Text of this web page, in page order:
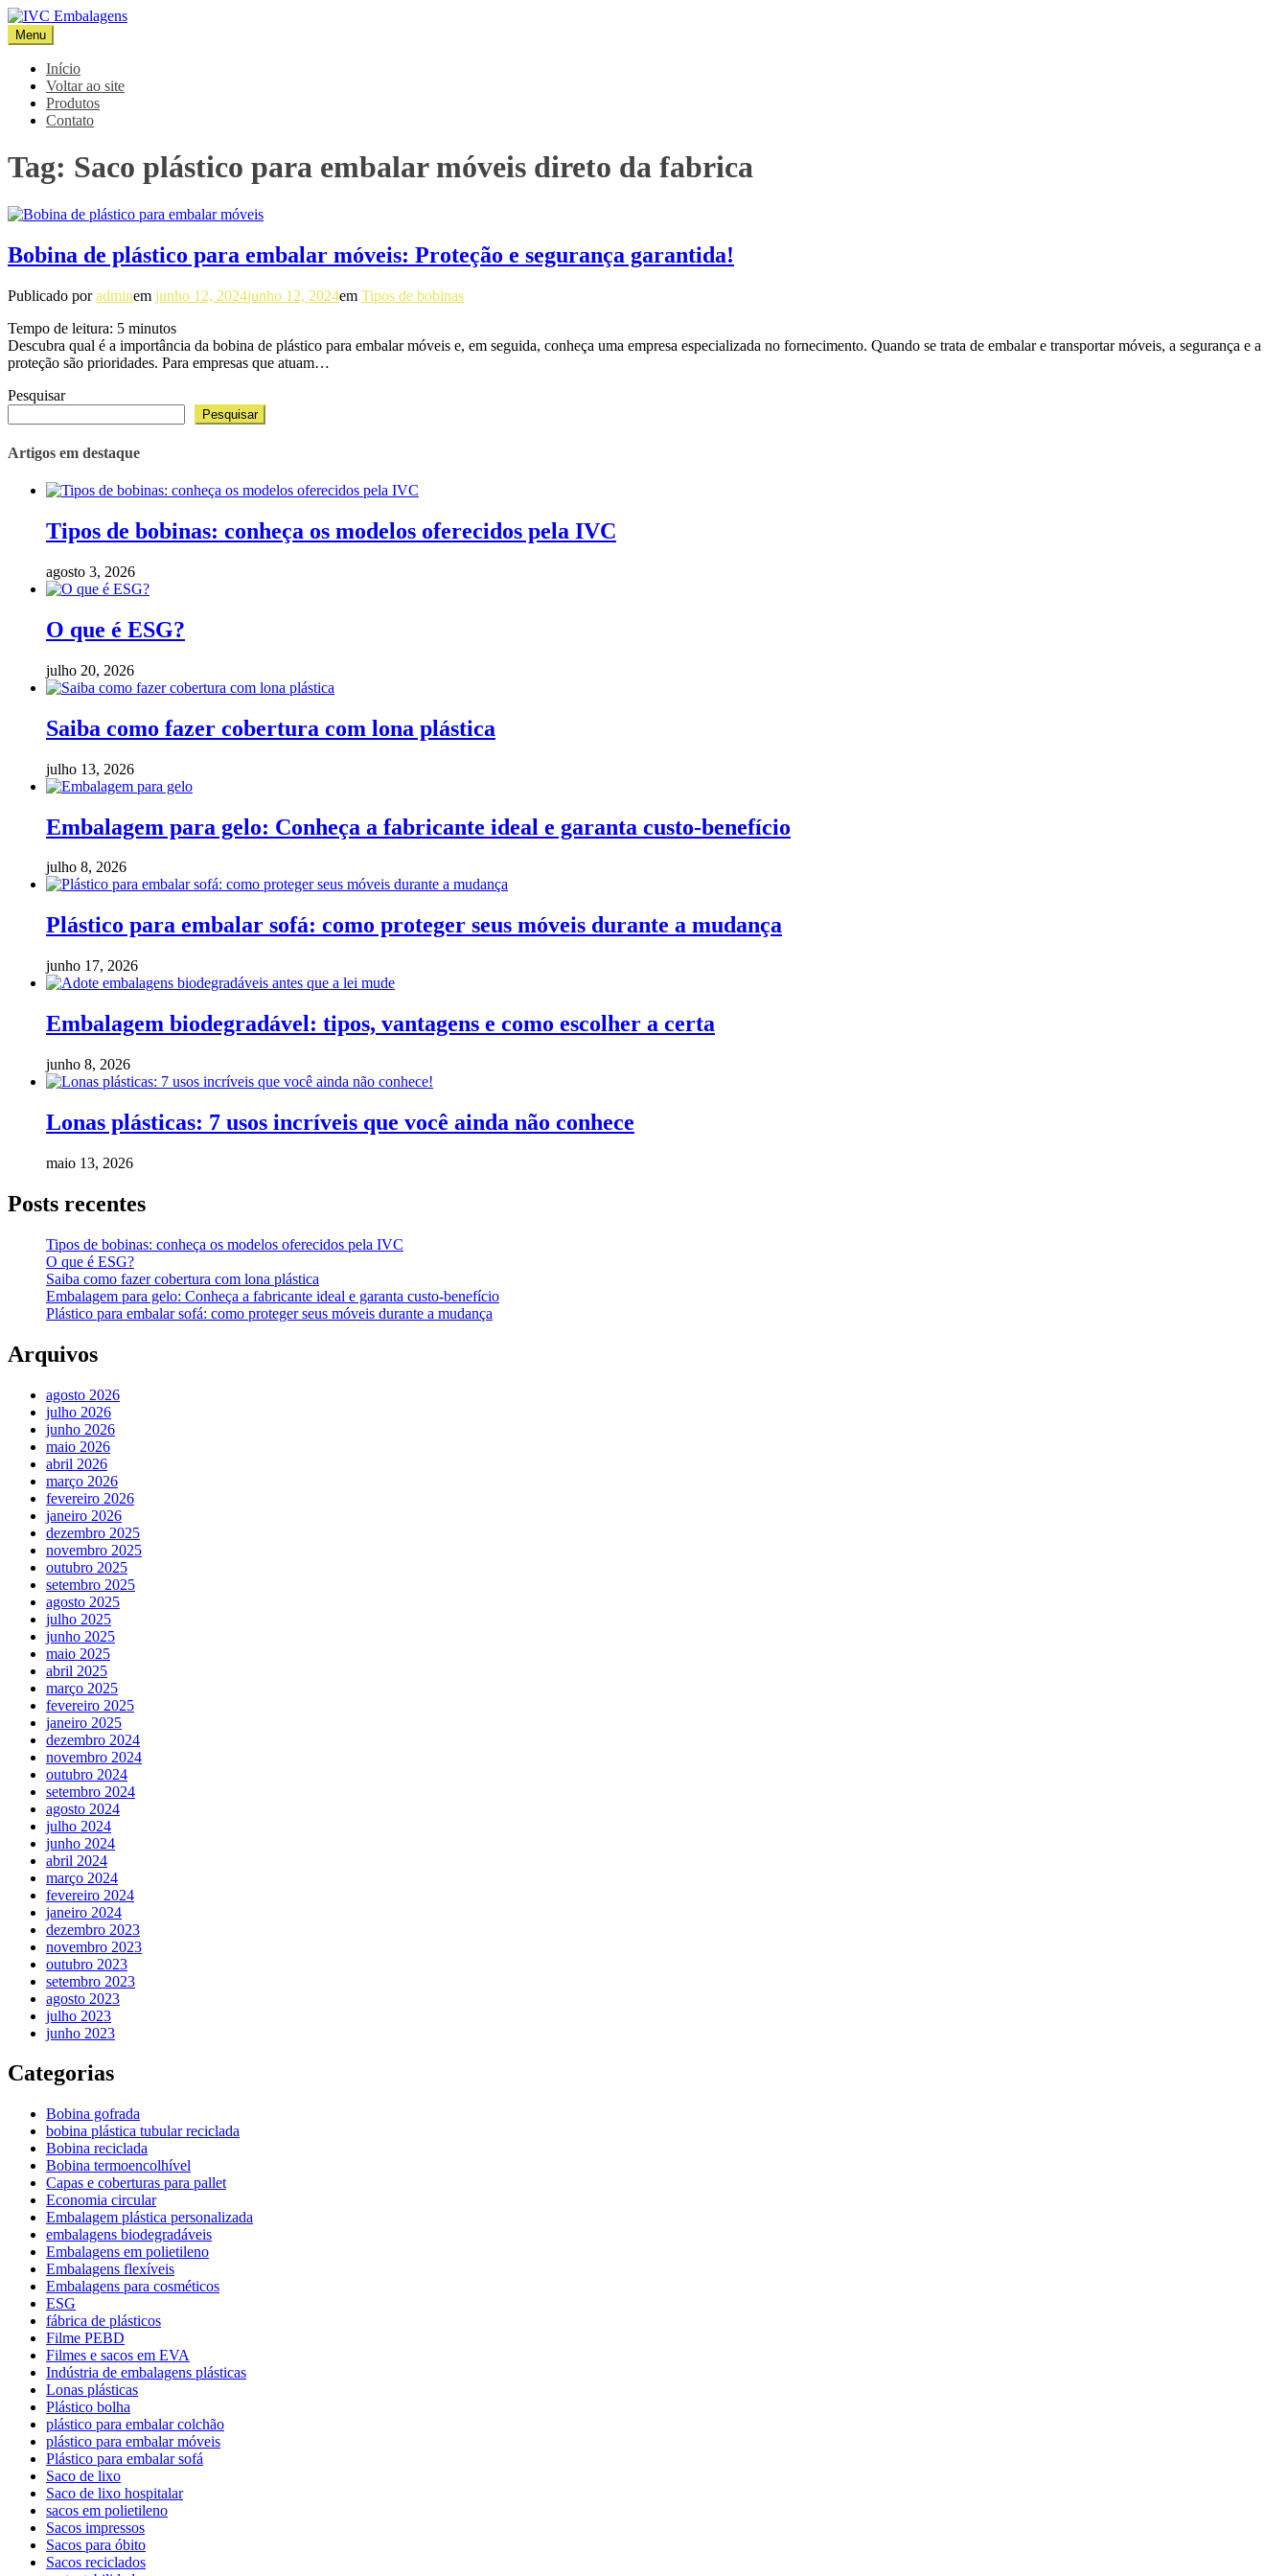
Pular
para
o
conteúdo
IVC Embalagens
Blog IVC
Menu
Início
Voltar ao site
Produtos
Contato
Tag: Saco plástico para embalar móveis direto da fabrica
Bobina de plástico para embalar móveis: Proteção e segurança garantida!
Publicado poradminem junho 12, 2024junho 12, 2024em Tipos de bobinas
Tempo de leitura: 5 minutos
Descubra qual é a importância da bobina de plástico para embalar móveis e, em seguida, conheça uma empresa especializada no fornecimento. Quando se trata de embalar e transportar móveis, a segurança e a
proteção são prioridades. Para empresas que atuam…
Pesquisar
Pesquisar
Artigos em destaque
Tipos de bobinas: conheça os modelos oferecidos pela IVC
agosto 3, 2026
O que é ESG?
julho 20, 2026
Saiba como fazer cobertura com lona plástica
julho 13, 2026
Embalagem para gelo: Conheça a fabricante ideal e garanta custo-benefício
julho 8, 2026
Plástico para embalar sofá: como proteger seus móveis durante a mudança
junho 17, 2026
Embalagem biodegradável: tipos, vantagens e como escolher a certa
junho 8, 2026
Lonas plásticas: 7 usos incríveis que você ainda não conhece
maio 13, 2026
Posts recentes
Tipos de bobinas: conheça os modelos oferecidos pela IVC
O que é ESG?
Saiba como fazer cobertura com lona plástica
Embalagem para gelo: Conheça a fabricante ideal e garanta custo-benefício
Plástico para embalar sofá: como proteger seus móveis durante a mudança
Arquivos
agosto 2026
julho 2026
junho 2026
maio 2026
abril 2026
março 2026
fevereiro 2026
janeiro 2026
dezembro 2025
novembro 2025
outubro 2025
setembro 2025
agosto 2025
julho 2025
junho 2025
maio 2025
abril 2025
março 2025
fevereiro 2025
janeiro 2025
dezembro 2024
novembro 2024
outubro 2024
setembro 2024
agosto 2024
julho 2024
junho 2024
abril 2024
março 2024
fevereiro 2024
janeiro 2024
dezembro 2023
novembro 2023
outubro 2023
setembro 2023
agosto 2023
julho 2023
junho 2023
Categorias
Bobina gofrada
bobina plástica tubular reciclada
Bobina reciclada
Bobina termoencolhível
Capas e coberturas para pallet
Economia circular
Embalagem plástica personalizada
embalagens biodegradáveis
Embalagens em polietileno
Embalagens flexíveis
Embalagens para cosméticos
ESG
fábrica de plásticos
Filme PEBD
Filmes e sacos em EVA
Indústria de embalagens plásticas
Lonas plásticas
Plástico bolha
plástico para embalar colchão
plástico para embalar móveis
Plástico para embalar sofá
Saco de lixo
Saco de lixo hospitalar
sacos em polietileno
Sacos impressos
Sacos para óbito
Sacos reciclados